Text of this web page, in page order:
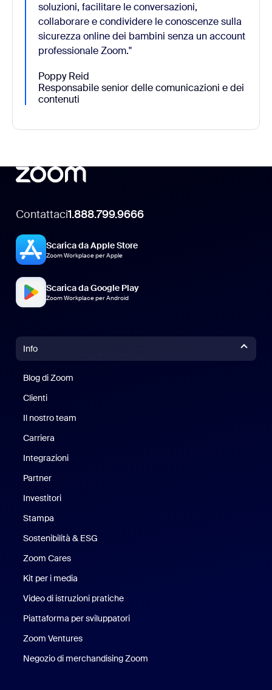
soluzioni, facilitare le conversazioni,
collaborare e condividere le conoscenze sulla
sicurezza online dei bambini senza un account
professionale Zoom."
Poppy Reid
Responsabile senior delle comunicazioni e dei
contenuti
Contattaci1.888.799.9666
Scarica da Apple Store
Zoom Workplace per Apple
Scarica da Google Play
Zoom Workplace per Android
Info
Blog di Zoom
Clienti
Il nostro team
Carriera
Integrazioni
Partner
Investitori
Stampa
Sostenibilità & ESG
Zoom Cares
Kit per i media
Video di istruzioni pratiche
Piattaforma per sviluppatori
Zoom Ventures
Negozio di merchandising Zoom